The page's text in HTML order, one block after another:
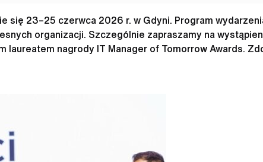
23–25 czerwca 2026 r. w Gdyni. Program
organizacji. Szczególnie zapraszamy na
nagrody IT Manager of Tomorrow Awards.